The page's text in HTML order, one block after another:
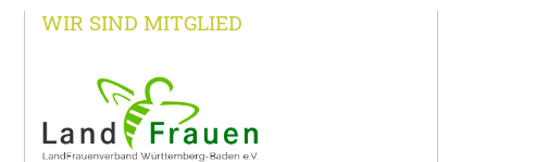
WIR SIND MITGLIED